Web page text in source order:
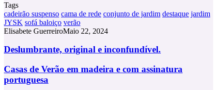
Tags
cadeirão suspenso cama de rede conjunto de jardim destaque jardim
JYSK sofá baloiço verão
Elisabete GuerreiroMaio 22, 2024
Deslumbrante,
e
inconfundível.
Deslumbrante, original e inconfundível.
Casas
Verão
Casas de Verão em madeira e com assinatura
portuguesa